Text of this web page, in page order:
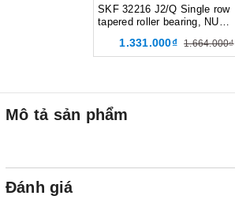
SKF 32216 J2/Q Single row
tapered roller bearing, NU
d65xD120xB23 mm, Xuất sứ
EU/G7
1.331.000₫ 1.664.000₫
Mô tả sản phẩm
Đánh giá